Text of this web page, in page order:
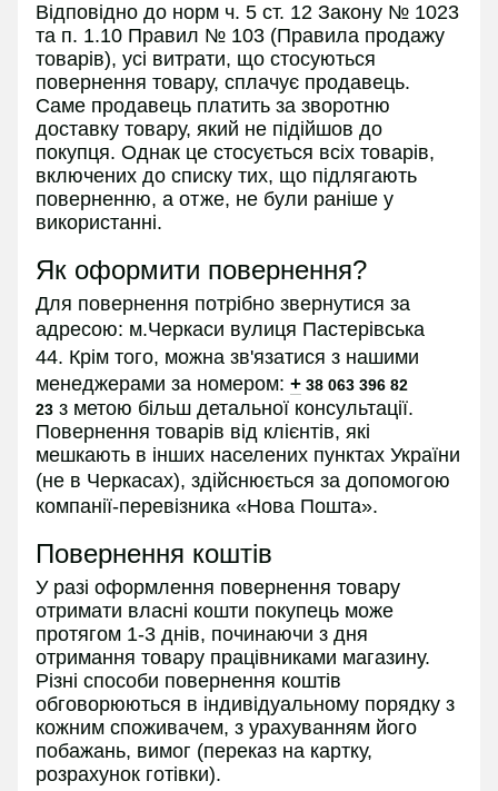
Відповідно до норм ч. 5 ст. 12 Закону № 1023
та п. 1.10 Правил № 103 (Правила продажу
товарів), усі витрати, що стосуються
повернення товару, сплачує продавець.
Саме продавець платить за зворотню
доставку товару, який не підійшов до
покупця. Однак це стосується всіх товарів,
включених до списку тих, що підлягають
поверненню, а отже, не були раніше у
використанні.
Як оформити повернення?
Для повернення потрібно звернутися за
адресою: м.Черкаси вулиця Пастерівська
44. Крім того, можна зв'язатися з нашими
менеджерами за номером: + 38 063 396 82
23 з метою більш детальної консультації.
Повернення товарів від клієнтів, які
мешкають в інших населених пунктах України
(не в Черкасах), здійснюється за допомогою
компанії-перевізника «Нова Пошта».
Повернення коштів
У разі оформлення повернення товару
отримати власні кошти покупець може
протягом 1-3 днів, починаючи з дня
отримання товару працівниками магазину.
Різні способи повернення коштів
обговорюються в індивідуальному порядку з
кожним споживачем, з урахуванням його
побажань, вимог (переказ на картку,
розрахунок готівки).